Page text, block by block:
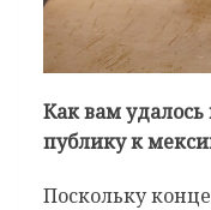
Как вам
публику к
Поскольку